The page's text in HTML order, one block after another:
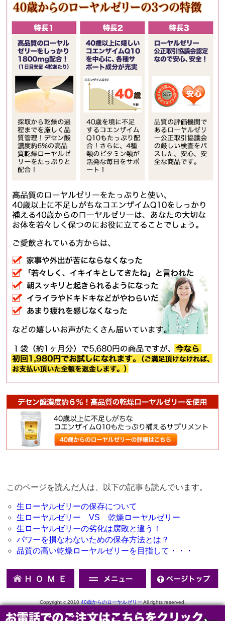
このページを読んだ人は、以下の記事も読んでいます。
生ローヤルゼリーの保存について
生ローヤルゼリー VS 乾燥ローヤルゼリー
生ローヤルゼリーの劣化は腐敗と違う！
パワーを損なわないための保存方法とは？
品質の高い乾燥ローヤルゼリーを目指して・・・
Copyright c 201040歳からのローヤルゼリーAll rights reserved.